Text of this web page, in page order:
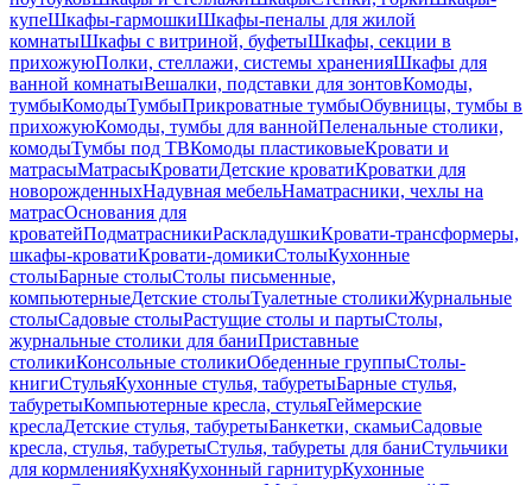
купеШкафы-гармошкиШкафы-пеналы для жилой
комнатыШкафы с витриной, буфетыШкафы, секции в
прихожуюПолки, стеллажи, системы храненияШкафы для
ванной комнатыВешалки, подставки для зонтовКомоды,
тумбыКомодыТумбыПрикроватные тумбыОбувницы, тумбы в
прихожуюКомоды, тумбы для ваннойПеленальные столики,
комодыТумбы под ТВКомоды пластиковыеКровати и
матрасыМатрасыКроватиДетские кроватиКроватки для
новорожденныхНадувная мебельНаматрасники, чехлы на
матрасОснования для
кроватейПодматрасникиРаскладушкиКровати-трансформеры,
шкафы-кроватиКровати-домикиСтолыКухонные
столыБарные столыСтолы письменные,
компьютерныеДетские столыТуалетные столикиЖурнальные
столыСадовые столыРастущие столы и партыСтолы,
журнальные столики для баниПриставные
столикиКонсольные столикиОбеденные группыСтолы-
книгиСтульяКухонные стулья, табуретыБарные стулья,
табуретыКомпьютерные кресла, стульяГеймерские
креслаДетские стулья, табуретыБанкетки, скамьиСадовые
кресла, стулья, табуретыСтулья, табуреты для баниСтульчики
для кормленияКухняКухонный гарнитурКухонные